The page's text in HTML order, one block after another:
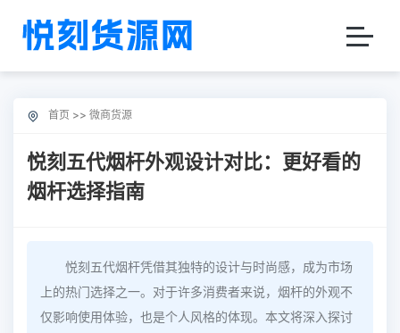
首页 >> 微商货源
悦刻五代烟杆外观设计对比：更好看的
烟杆选择指南
悦刻五代烟杆凭借其独特的设计与时尚感，成为市场
上的热门选择之一。对于许多消费者来说，烟杆的外观不
仅影响使用体验，也是个人风格的体现。本文将深入探讨